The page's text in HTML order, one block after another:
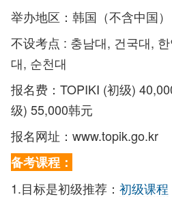
举办地区：韩国（不含中国）
不设考点 : 충남대, 건국대,
대, 순천대
报名费：TOPIKⅠ (初级)
级) 55,000韩元
报名网址：www.topik.go.kr
备考课程：
1.目标是初级推荐： 初级课程